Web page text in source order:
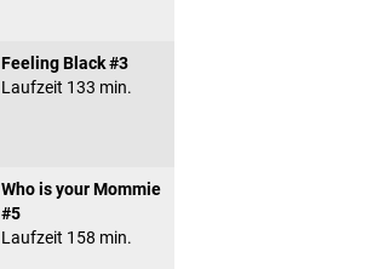
Feeling Black #3
Laufzeit 133 min.
Who is your Mommie
#5
Laufzeit 158 min.